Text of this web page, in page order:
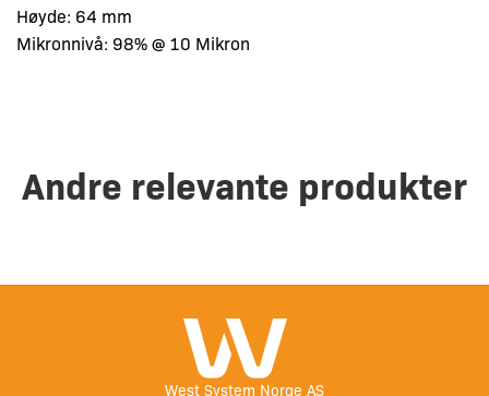
Høyde: 64 mm
Mikronnivå: 98% @ 10 Mikron
Andre relevante produkter
West System Norge AS